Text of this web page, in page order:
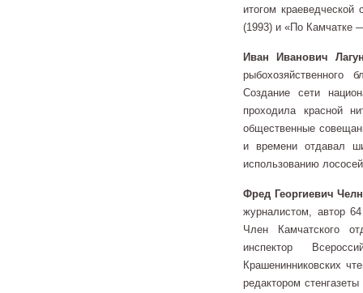
итогом краеведческой
(1993) и «По Камчатке
Иван Иванович
рыбохозяйственного
Создание сети
проходила красной
общественные
и времени отдавал
использованию
Фред Георгиевич
журналистом, автор
Член Камчатского
инспектор
Крашенинниковских
редактором